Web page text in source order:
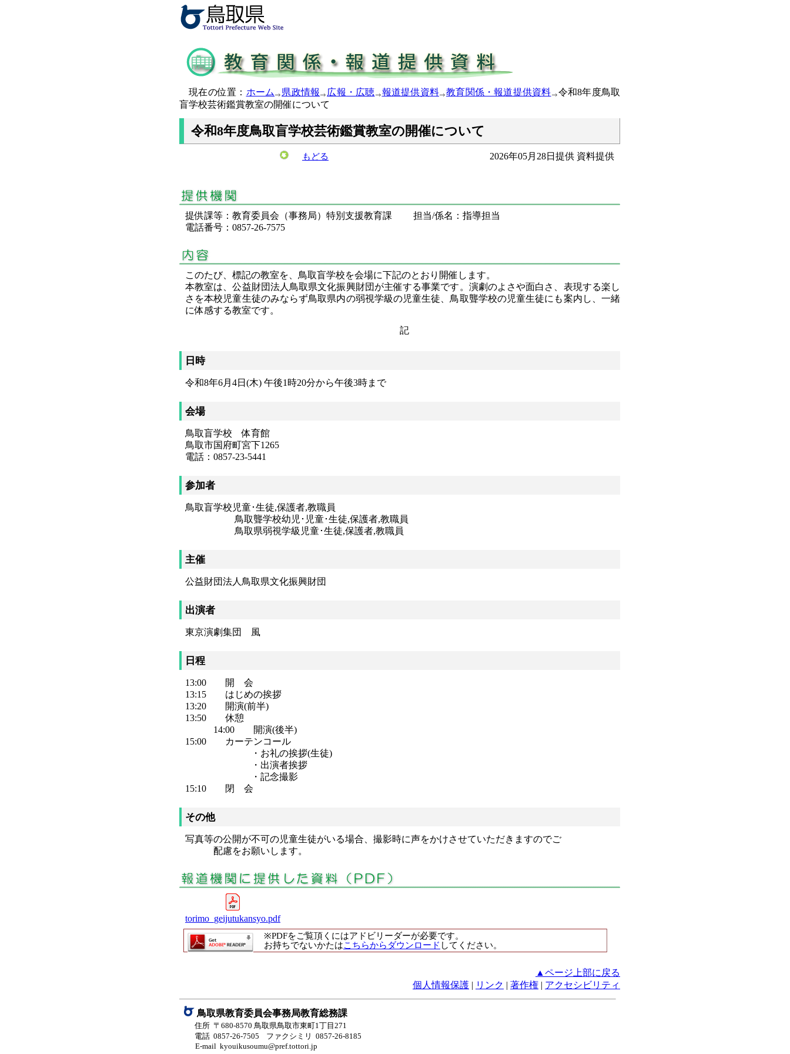
現在の位置： ホーム 県政情報 広報・広聴 報道提供資料 教育関係・報道提供資料
令和8年度鳥取
盲学校芸術鑑賞教室の開催について
令和8年度鳥取盲学校芸術鑑賞教室の開催について
もどる 2026年05月28日提供 資料提供
提供課等：教育委員会（事務局）特別支援教育課 担当/係名：指導担当
電話番号：0857-26-7575
このたび、標記の教室を、鳥取盲学校を会場に下記のとおり開催します。
本教室は、公益財団法人鳥取県文化振興財団が主催する事業です。演劇のよさや面白さ、表現する楽し
さを本校児童生徒のみならず鳥取県内の弱視学級の児童生徒、鳥取聾学校の児童生徒にも案内し、一緒
に体感する教室です。
記
日時
令和8年6月4日(木) 午後1時20分から午後3時まで
会場
鳥取盲学校 体育館
鳥取市国府町宮下1265
電話：0857-23-5441
参加者
鳥取盲学校児童･生徒,保護者,教職員
鳥取聾学校幼児･児童･生徒,保護者,教職員
鳥取県弱視学級児童･生徒,保護者,教職員
主催
公益財団法人鳥取県文化振興財団
出演者
東京演劇集団 風
日程
13:00 開 会
13:15 はじめの挨拶
13:20 開演(前半)
13:50 休憩
14:00 開演(後半)
15:00 カーテンコール
・お礼の挨拶(生徒)
・出演者挨拶
・記念撮影
15:10 閉 会
その他
写真等の公開が不可の児童生徒がいる場合、撮影時に声をかけさせていただきますのでご
配慮をお願いします。
torimo_geijutukansyo.pdf
※PDFをご覧頂くにはアドビリーダーが必要です。
お持ちでないかたはこちらからダウンロード してください。
▲ページ上部に戻る
個人情報保護 | リンク | 著作権 | アクセシビリティ
鳥取県教育委員会事務局教育総務課
住所 〒680-8570 鳥取県鳥取市東町1丁目271
電話 0857-26-7505
ファクシミリ 0857-26-8185
E-mail kyouikusoumu@pref.tottori.jp